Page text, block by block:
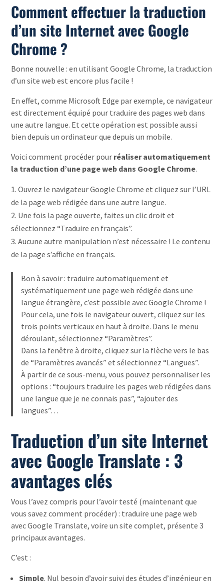
Comment effectuer la traduction
d’un site Internet avec Google
Chrome ?
Bonne nouvelle : en utilisant Google Chrome, la traduction
d’un site web est encore plus facile !
En effet, comme Microsoft Edge par exemple, ce navigateur
est directement équipé pour traduire des pages web dans
une autre langue. Et cette opération est possible aussi
bien depuis un ordinateur que depuis un mobile.
Voici comment procéder pour réaliser automatiquement
la traduction d’une page web dans Google Chrome.
Ouvrez le navigateur Google Chrome et cliquez sur l’URL
de la page web rédigée dans une autre langue.
Une fois la page ouverte, faites un clic droit et
sélectionnez “Traduire en français”.
Aucune autre manipulation n’est nécessaire ! Le contenu
de la page s’affiche en français.
Bon à savoir : traduire automatiquement et
systématiquement une page web rédigée dans une
langue étrangère, c’est possible avec Google Chrome !
Pour cela, une fois le navigateur ouvert, cliquez sur les
trois points verticaux en haut à droite. Dans le menu
déroulant, sélectionnez “Paramètres”.
Dans la fenêtre à droite, cliquez sur la flèche vers le bas
de “Paramètres avancés” et sélectionnez “Langues”.
À partir de ce sous-menu, vous pouvez personnaliser les
options : “toujours traduire les pages web rédigées dans
une langue que je ne connais pas”, “ajouter des
langues”…
Traduction d’un site Internet
avec Google Translate : 3
avantages clés
Vous l’avez compris pour l’avoir testé (maintenant que
vous savez comment procéder) : traduire une page web
avec Google Translate, voire un site complet, présente 3
principaux avantages.
C’est :
Simple. Nul besoin d’avoir suivi des études d’ingénieur en